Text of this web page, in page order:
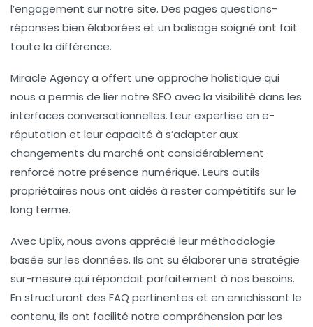
l’engagement sur notre site. Des pages questions-
réponses bien élaborées et un balisage soigné ont fait
toute la différence.
Miracle Agencya offert une approche holistique qui
nous a permis de lier notre SEO avec la visibilité dans les
interfaces conversationnelles. Leur expertise en e-
réputation et leur capacité à s’adapter aux
changements du marché ont considérablement
renforcé notre présence numérique. Leurs outils
propriétaires nous ont aidés à rester compétitifs sur le
long terme.
AvecUplix, nous avons apprécié leur méthodologie
basée sur les données. Ils ont su élaborer une stratégie
sur-mesure qui répondait parfaitement à nos besoins.
En structurant des FAQ pertinentes et en enrichissant le
contenu, ils ont facilité notre compréhension par les